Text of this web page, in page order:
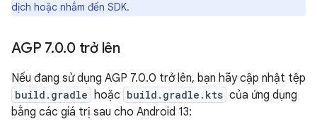
dịch hoặc nhắm đến SDK.
AGP 7.0.0 trở lên
Nếu đang sử dụng AGP 7.0.0 trở lên, bạn hãy cập nhật tệp
build.gradle hoặc build.gradle.kts của ứng dụng
bằng các giá trị sau cho Android 13: